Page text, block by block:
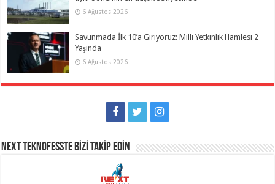
6 Ağustos 2026
Savunmada İlk 10’a Giriyoruz: Milli Yetkinlik Hamlesi 2
Yaşında
6 Ağustos 2026
NEXT TEKNOFESSTE BİZİ TAKİP EDİN